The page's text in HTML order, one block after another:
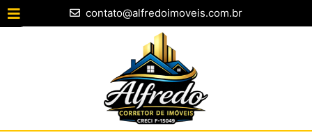
contato@alfredoimoveis.com.br
Open Menu